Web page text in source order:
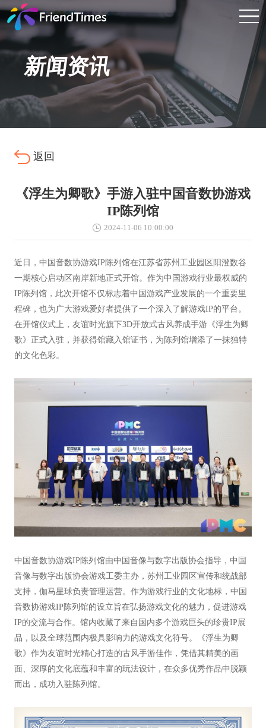
新闻资讯
返回
《浮生为卿歌》手游入驻中国音数协游戏
IP陈列馆
2024-11-06 10:00:00
近日，中国音数协游戏IP陈列馆在江苏省苏州工业园区阳澄数谷
一期核心启动区南岸新地正式开馆。作为中国游戏行业最权威的
IP陈列馆，此次开馆不仅标志着中国游戏产业发展的一个重要里
程碑，也为广大游戏爱好者提供了一个深入了解游戏IP的平台。
在开馆仪式上，友谊时光旗下3D开放式古风养成手游《浮生为卿
歌》正式入驻，并获得馆藏入馆证书，为陈列馆增添了一抹独特
的文化色彩。
中国音数协游戏IP陈列馆由中国音像与数字出版协会指导，中国
音像与数字出版协会游戏工委主办，苏州工业园区宣传和统战部
支持，伽马星球负责管理运营。作为游戏行业的文化地标，中国
音数协游戏IP陈列馆的设立旨在弘扬游戏文化的魅力，促进游戏
IP的交流与合作。馆内收藏了来自国内多个游戏巨头的珍贵IP展
品，以及全球范围内极具影响力的游戏文化符号。《浮生为卿
歌》作为友谊时光精心打造的古风手游佳作，凭借其精美的画
面、深厚的文化底蕴和丰富的玩法设计，在众多优秀作品中脱颖
而出，成功入驻陈列馆。